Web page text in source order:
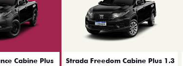
Cabine Plus
Strada Freedom Cabine Plus 1.3